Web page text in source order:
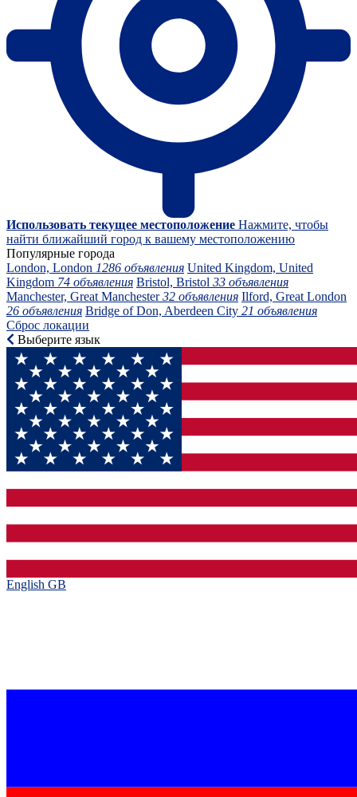
Использовать текущее местоположение Нажмите, чтобы
найти ближайший город к вашему местоположению
Популярные города
London, London 1286 объявления United Kingdom, United
Kingdom 74 объявления Bristol, Bristol 33 объявления
Manchester, Great Manchester32 объявления Ilford, Great London
26 объявления Bridge of Don, Aberdeen City 21 объявления
Сброс локации
Выберите язык
English GB‎